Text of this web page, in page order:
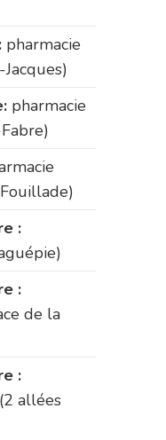
pharmacie
pharmacie
:
:
de la
:
allées